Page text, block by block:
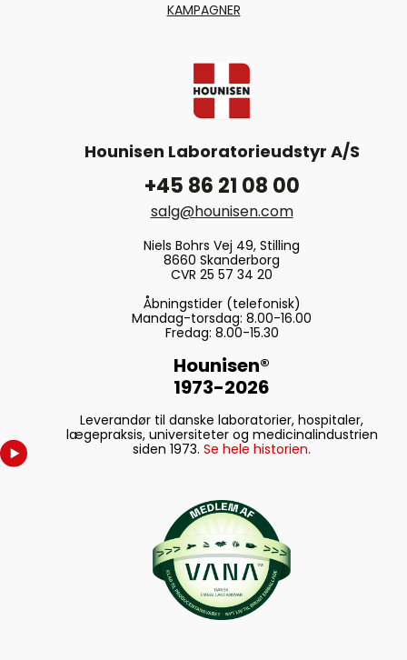
KAMPAGNER
Hounisen Laboratorieudstyr A/S
+45 86 21 08 00
salg@hounisen.com
Niels Bohrs Vej 49, Stilling
8660 Skanderborg
CVR 25 57 34 20
Åbningstider (telefonisk)
Mandag-torsdag: 8.00-16.00
Fredag: 8.00-15.30
Hounisen®
1973-2026
Leverandør til danske laboratorier, hospitaler,
lægepraksis, universiteter og medicinalindustrien
siden 1973. Se hele historien.